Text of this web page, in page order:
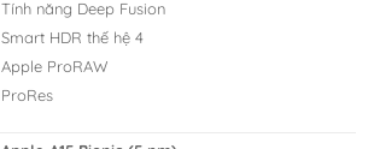
Tính năng Deep Fusion
Smart HDR thế hệ 4
Apple ProRAW
ProRes